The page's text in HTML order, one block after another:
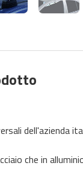
dell'azienda
che in